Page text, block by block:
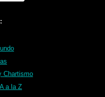
Chartismo
a la Z